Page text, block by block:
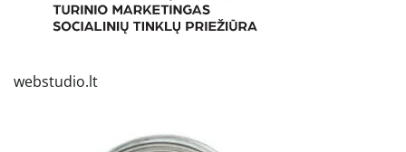
webstudio.lt